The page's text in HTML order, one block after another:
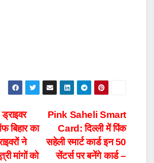
Pink Saheli Smart
Card: द‍िल्‍ली में प‍िंक
सहेली स्‍मार्ट कार्ड इन 50
सेंटर्स पर बनेंगे कार्ड –
बिहार का
ने
मांगों को